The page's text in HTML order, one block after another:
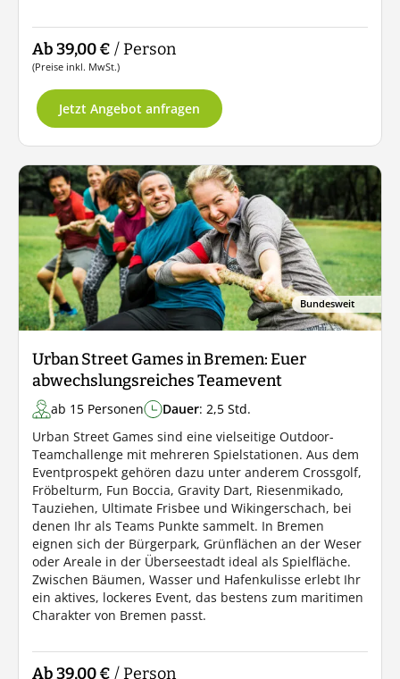
Ab 39,00 € / Person
(Preise inkl. MwSt.)
Jetzt Angebot anfragen
Bundesweit
Urban Street Games in Bremen: Euer
abwechslungsreiches Teamevent
ab 15 Personen Dauer: 2,5 Std.
Urban Street Games sind eine vielseitige Outdoor-
Teamchallenge mit mehreren Spielstationen. Aus dem
Eventprospekt gehören dazu unter anderem Crossgolf,
Fröbelturm, Fun Boccia, Gravity Dart, Riesenmikado,
Tauziehen, Ultimate Frisbee und Wikingerschach, bei
denen Ihr als Teams Punkte sammelt. In Bremen
eignen sich der Bürgerpark, Grünflächen an der Weser
oder Areale in der Überseestadt ideal als Spielfläche.
Zwischen Bäumen, Wasser und Hafenkulisse erlebt Ihr
ein aktives, lockeres Event, das bestens zum maritimen
Charakter von Bremen passt.
Ab 39,00 € / Person